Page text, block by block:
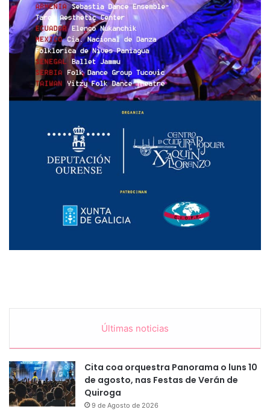
Últimas noticias
Cita coa orquestra Panorama o luns 10
de agosto, nas Festas de Verán de
Quiroga
9 de Agosto de 2026